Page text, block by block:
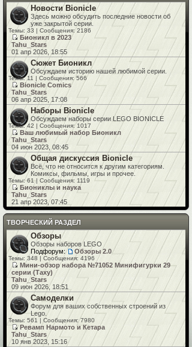
Новости Bionicle
Здесь можно обсудить последние новости об
уже закрытой серии.
Темы: 33 | Сообщения: 2186
Бионикл в 2023
Tahu_Stars
01 апр 2026, 18:55
Сюжет Бионикл
Обсуждаем историю нашей любимой серии.
Темы: 11 | Сообщения: 566
Bionicle Comics
Tahu_Stars
06 апр 2025, 17:08
Наборы Bionicle
Обсуждаем наборы серии LEGO BIONICLE
Темы: 42 | Сообщения: 1017
Ваш любимый набор Бионикл
Tahu_Stars
04 июн 2023, 08:45
Общая дискуссия Bionicle
Всё, что не относится к другим категориям.
Комиксы, фильмы, игры и прочее.
Темы: 61 | Сообщения: 1119
Биониклы и наука
Tahu_Stars
21 апр 2023, 07:45
ТВОРЧЕСКИЙ РАЗДЕЛ
Обзоры
Обзоры наборов LEGO
Подфорум:
Обзоры 2.0
Темы: 348 | Сообщения: 4196
Мини-обзор набора №71052 Минифигурки 29
серии (Таху)
Tahu_Stars
09 июн 2026, 18:51
Самоделки
Форум для ваших собственных строений из
Lego.
Темы: 561 | Сообщения: 7980
Ревамп Нармото и Кетара
Tahu_Stars
10 янв 2023, 15:16